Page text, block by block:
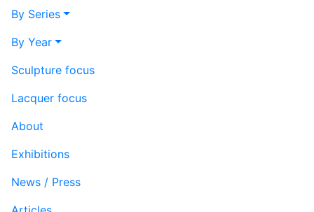
By Series
By Year
Sculpture focus
Lacquer focus
About
Exhibitions
News / Press